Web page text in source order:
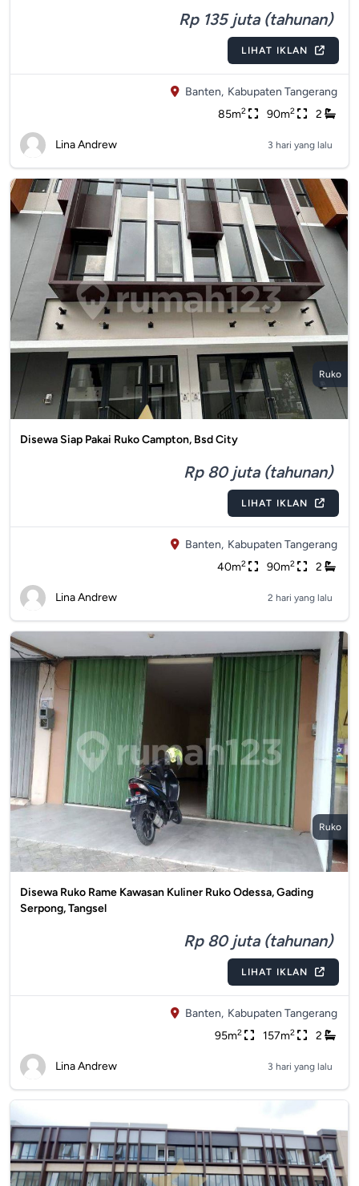
Rp 135 juta (tahunan)
LIHAT IKLAN
Banten, Kabupaten Tangerang
85m2 90m2 2
Lina Andrew 3 hari yang lalu
Ruko
Disewa Siap Pakai Ruko Campton, Bsd City
Rp 80 juta (tahunan)
LIHAT IKLAN
Banten, Kabupaten Tangerang
40m2 90m2 2
Lina Andrew 2 hari yang lalu
Ruko
Disewa Ruko Rame Kawasan Kuliner Ruko Odessa, Gading
Serpong, Tangsel
Rp 80 juta (tahunan)
LIHAT IKLAN
Banten, Kabupaten Tangerang
95m2 157m2 2
Lina Andrew 3 hari yang lalu